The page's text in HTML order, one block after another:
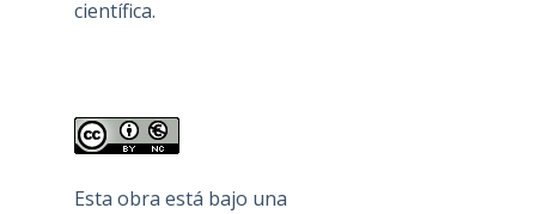
científica.
Esta obra está bajo una